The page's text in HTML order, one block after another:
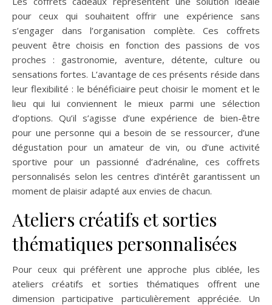
pour ceux qui souhaitent offrir une expérience sans
s’engager dans l’organisation complète. Ces coffrets
peuvent être choisis en fonction des passions de vos
proches : gastronomie, aventure, détente, culture ou
sensations fortes. L’avantage de ces présents réside dans
leur flexibilité : le bénéficiaire peut choisir le moment et le
lieu qui lui conviennent le mieux parmi une sélection
d’options. Qu’il s’agisse d’une expérience de bien-être
pour une personne qui a besoin de se ressourcer, d’une
dégustation pour un amateur de vin, ou d’une activité
sportive pour un passionné d’adrénaline, ces coffrets
personnalisés selon les centres d’intérêt garantissent un
moment de plaisir adapté aux envies de chacun.
Ateliers créatifs et sorties
thématiques personnalisées
Pour ceux qui préfèrent une approche plus ciblée, les
ateliers créatifs et sorties thématiques offrent une
dimension participative particulièrement appréciée. Un